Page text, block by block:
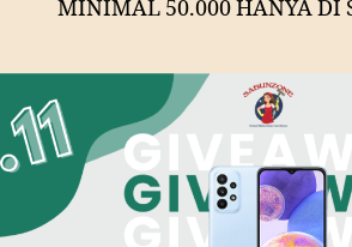
MINIMAL 50.000 HANYA DI